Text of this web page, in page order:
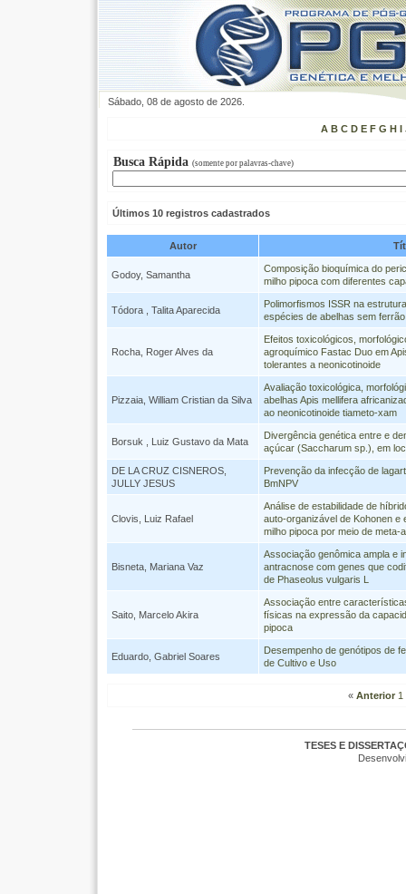
Sábado, 08 de agosto de 2026.
A B C D E F G H I
Busca Rápida (somente por palavras-chave)
Últimos 10 registros cadastrados
Autor
Godoy, Samantha
Composição bioquímica do
milho pipoca com diferentes
Tódora , Talita Aparecida
Polimorfismos ISSR na
espécies de abelhas sem
Rocha, Roger Alves da
Efeitos toxicológicos,
agroquímico Fastac Duo em
tolerantes a neonicotinoide
Pizzaia, William Cristian da Silva
Avaliação toxicológica,
abelhas Apis mellifera
ao neonicotinoide tiameto-xam
Borsuk , Luiz Gustavo da Mata
Divergência genética entre e
açúcar (Saccharum sp.), em
DE LA CRUZ CISNEROS,
JULLY JESUS
Prevenção da infecção de
BmNPV
Clovis, Luiz Rafael
Análise de estabilidade de
auto-organizável de Kohonen e
milho pipoca por meio de meta-
Bisneta, Mariana Vaz
Associação genômica ampla e
antracnose com genes que
de Phaseolus vulgaris L
Saito, Marcelo Akira
Associação entre
físicas na expressão da
pipoca
Eduardo, Gabriel Soares
Desempenho de genótipos de
de Cultivo e Uso
« Anterior 1
TESES E